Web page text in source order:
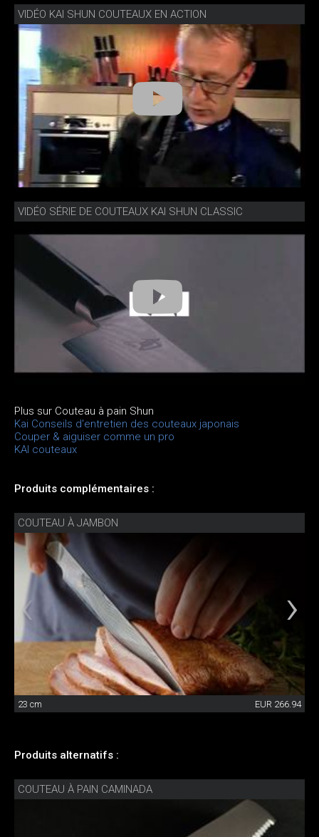
VIDÉO KAI SHUN COUTEAUX EN ACTION
VIDÉO SÉRIE DE COUTEAUX KAI SHUN CLASSIC
Plus sur Couteau à pain Shun
Kai Conseils d'entretien des couteaux japonais
Couper & aiguiser comme un pro
KAI couteaux
Produits complémentaires :
COUTEAU À JAMBON
23 cm EUR 266.94
Produits alternatifs :
COUTEAU À PAIN CAMINADA